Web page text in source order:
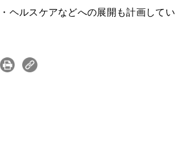
ヘルスケアなどへの展開も計画してい